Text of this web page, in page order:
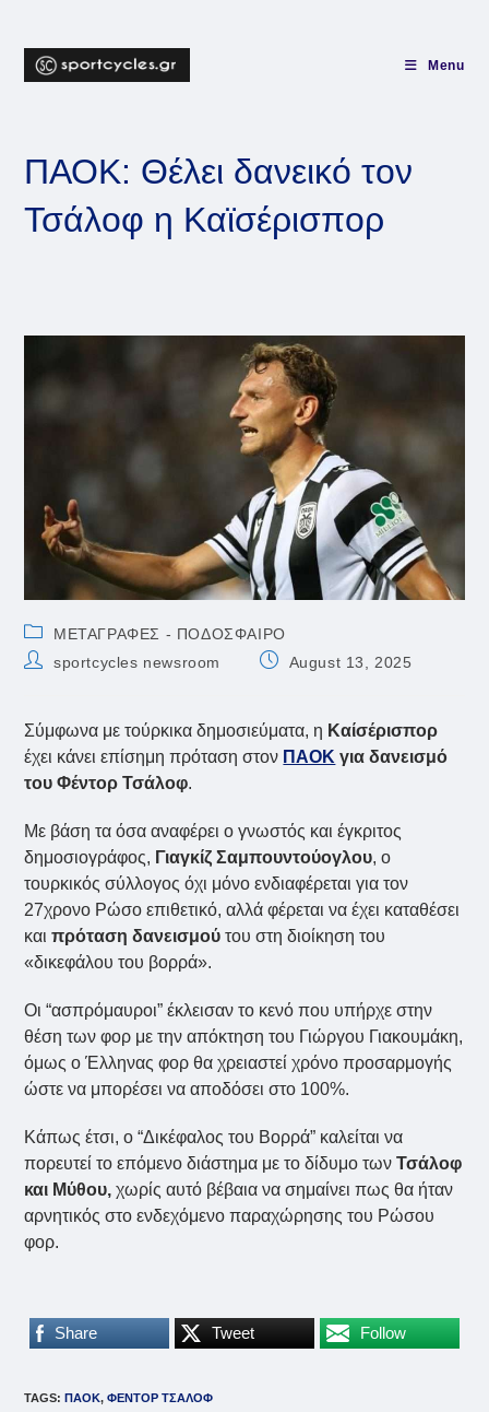
content
Menu
ΠΑΟΚ: Θέλει δανεικό τον
Τσάλοφ η Καϊσέρισπορ
Post
category:
ΜΕΤΑΓΡΑΦΕΣ - ΠΟΔΟΣΦΑΙΡΟ
Postsportcycles newsroom
PostAugust 13, 2025
Σύμφωνα με τούρκικα δημοσιεύματα, η Καίσέρισπορ
έχει κάνει επίσημη πρόταση στον ΠΑΟΚ για δανεισμό
του Φέντορ Τσάλοφ.
Με βάση τα όσα αναφέρει ο γνωστός και έγκριτος
δημοσιογράφος, Γιαγκίζ Σαμπουντούογλου, ο
τουρκικός σύλλογος όχι μόνο ενδιαφέρεται για τον
27χρονο Ρώσο επιθετικό, αλλά φέρεται να έχει καταθέσει
καιπρόταση δανεισμού του στη διοίκηση του
«δικεφάλου του βορρά».
Οι “ασπρόμαυροι” έκλεισαν το κενό που υπήρχε στην
θέση των φορ με την απόκτηση του Γιώργου Γιακουμάκη,
όμως ο Έλληνας φορ θα χρειαστεί χρόνο προσαρμογής
ώστε να μπορέσει να αποδόσει στο 100%.
Κάπως έτσι, ο “Δικέφαλος του Βορρά” καλείται να
πορευτεί το επόμενο διάστημα με το δίδυμο των Τσάλοφ
και Μύθου,χωρίς αυτό βέβαια να σημαίνει πως θα ήταν
αρνητικός στο ενδεχόμενο παραχώρησης του Ρώσου
φορ.
Share Tweet Follow
TAGS:ΠΑΟΚ, ΦΕΝΤΟΡ ΤΣΑΛΟΦ